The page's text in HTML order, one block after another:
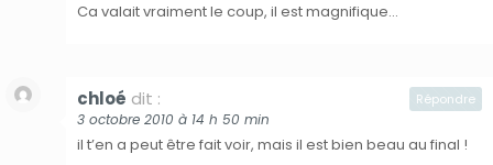
Ca valait vraiment le coup, il est magnifique…
chloé dit :
3 octobre 2010 à 14 h 50 min
il t’en a peut être fait voir, mais il est bien beau au final !
Répondre